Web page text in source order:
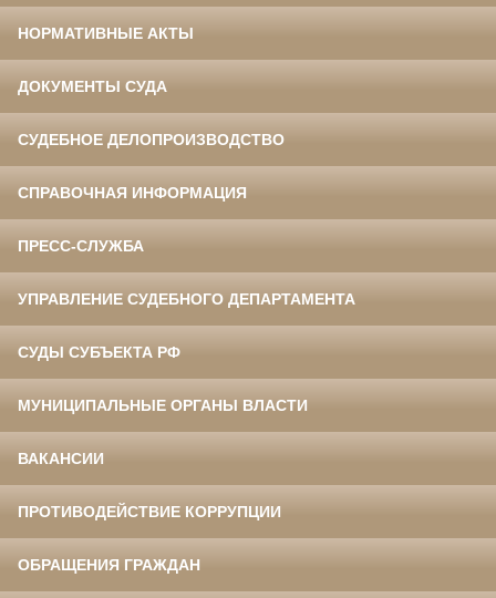
НОРМАТИВНЫЕ АКТЫ
ДОКУМЕНТЫ СУДА
СУДЕБНОЕ ДЕЛОПРОИЗВОДСТВО
СПРАВОЧНАЯ ИНФОРМАЦИЯ
ПРЕСС-СЛУЖБА
УПРАВЛЕНИЕ СУДЕБНОГО ДЕПАРТАМЕНТА
СУДЫ СУБЪЕКТА РФ
МУНИЦИПАЛЬНЫЕ ОРГАНЫ ВЛАСТИ
ВАКАНСИИ
ПРОТИВОДЕЙСТВИЕ КОРРУПЦИИ
ОБРАЩЕНИЯ ГРАЖДАН